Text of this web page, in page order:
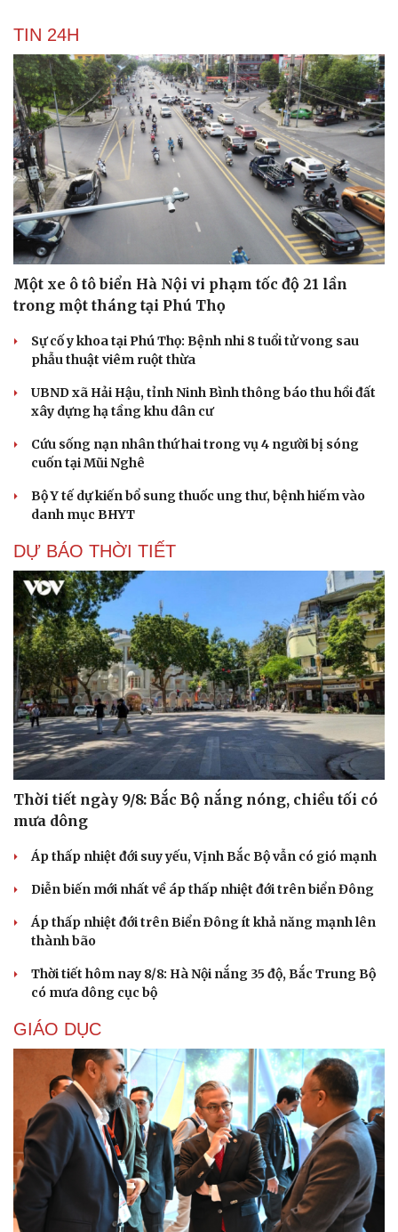
TIN 24H
Một xe ô tô biển Hà Nội vi phạm tốc độ 21 lần
trong một tháng tại Phú Thọ
Sự cố y khoa tại Phú Thọ: Bệnh nhi 8 tuổi tử vong sau
phẫu thuật viêm ruột thừa
UBND xã Hải Hậu, tỉnh Ninh Bình thông báo thu hồi đất
xây dựng hạ tầng khu dân cư
Cứu sống nạn nhân thứ hai trong vụ 4 người bị sóng
cuốn tại Mũi Nghê
Bộ Y tế dự kiến bổ sung thuốc ung thư, bệnh hiếm vào
danh mục BHYT
DỰ BÁO THỜI TIẾT
Thời tiết ngày 9/8: Bắc Bộ nắng nóng, chiều tối có
mưa dông
Áp thấp nhiệt đới suy yếu, Vịnh Bắc Bộ vẫn có gió mạnh
Diễn biến mới nhất về áp thấp nhiệt đới trên biển Đông
Áp thấp nhiệt đới trên Biển Đông ít khả năng mạnh lên
thành bão
Thời tiết hôm nay 8/8: Hà Nội nắng 35 độ, Bắc Trung Bộ
có mưa dông cục bộ
GIÁO DỤC